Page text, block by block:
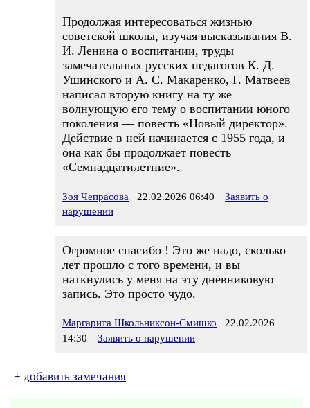
Продолжая интересоваться жизнью
советской школы, изучая высказывания В.
И. Ленина о воспитании, труды
замечательных русских педагогов К. Д.
Ушинского и А. С. Макаренко, Г. Матвеев
написал вторую книгу на ту же
волнующую его тему о воспитании юного
поколения — повесть «Новый директор».
Действие в ней начинается с 1955 года, и
она как бы продолжает повесть
«Семнадцатилетние».
Зоя Чепрасова 22.02.2026 06:40
Заявить о
нарушении
Огромное спасибо ! Это же надо, сколько
лет прошло с того времени, и вы
наткнулись у меня на эту дневниковую
запись. Это просто чудо.
Маргарита Школьниксон-Смишко 22.02.2026
14:30
Заявить о нарушении
+ добавить замечания